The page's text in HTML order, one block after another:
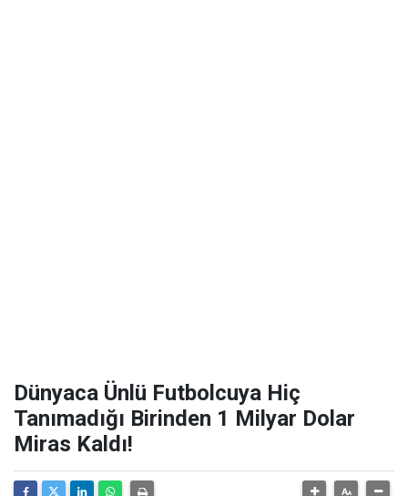
Dünyaca Ünlü Futbolcuya Hiç
Tanımadığı Birinden 1 Milyar Dolar
Miras Kaldı!